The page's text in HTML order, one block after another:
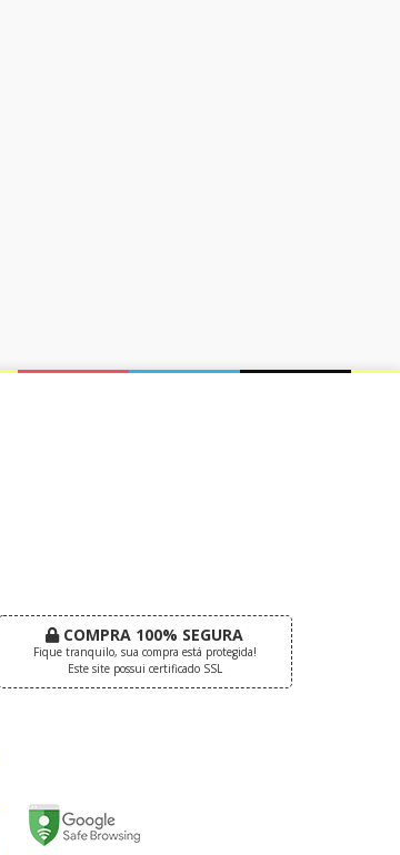
COMPRA 100% SEGURA
Fique tranquilo, sua compra está protegida!
Este site possui certificado SSL